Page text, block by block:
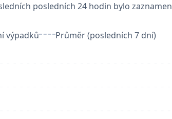
posledních 24 hodin bylo
výpadků Průměr (posledních 7 dní)